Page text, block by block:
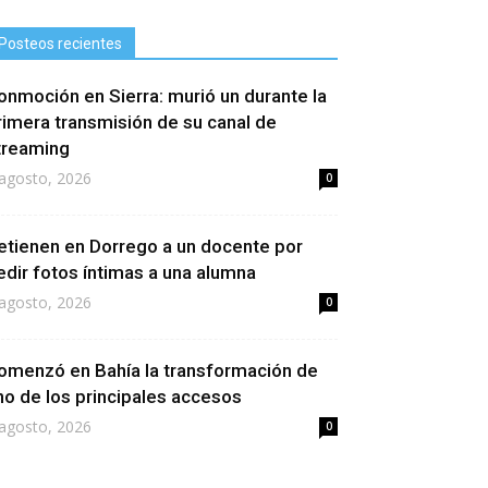
Posteos recientes
en Sierra: murió un durante la
transmisión de su canal de
2026 0
en Dorrego a un docente por
fotos íntimas a una alumna
2026 0
en Bahía la transformación de
de los principales accesos
2026 0